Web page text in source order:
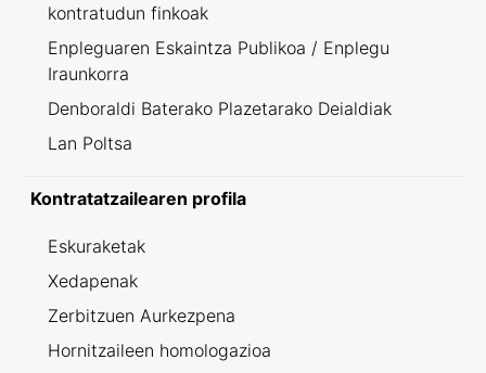
kontratudun finkoak
Enpleguaren Eskaintza Publikoa / Enplegu
Iraunkorra
Denboraldi Baterako Plazetarako Deialdiak
Lan Poltsa
Kontratatzailearen profila
Eskuraketak
Xedapenak
Zerbitzuen Aurkezpena
Hornitzaileen homologazioa